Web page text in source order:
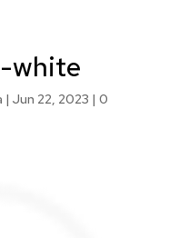
white
| Jun 22, 2023 | 0